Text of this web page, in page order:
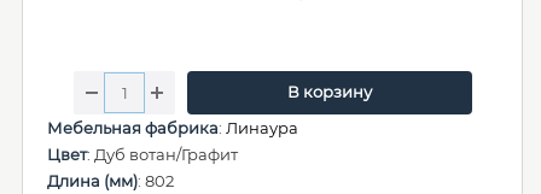
В корзину
Мебельная фабрика: Линаура
Цвет: Дуб вотан/Графит
Длина (мм): 802